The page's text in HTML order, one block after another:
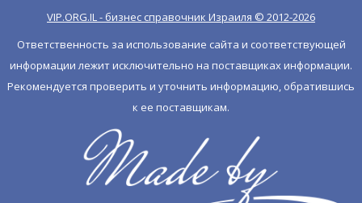
VIP.ORG.IL - бизнес справочник Израиля © 2012-2026
Ответственность за использование сайта и соответствующей
информации лежит исключительно на поставщиках информации.
Рекомендуется проверить и уточнить информацию, обратившись
к ее поставщикам.